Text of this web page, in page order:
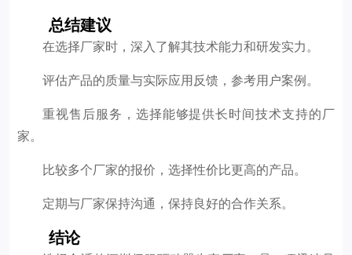
总结建议
在选择厂家时，深入了解其技术能力和研发实力。
评估产品的质量与实际应用反馈，参考用户案例。
重视售后服务，选择能够提供长时间技术支持的厂
家。
比较多个厂家的报价，选择性价比更高的产品。
定期与厂家保持沟通，保持良好的合作关系。
结论